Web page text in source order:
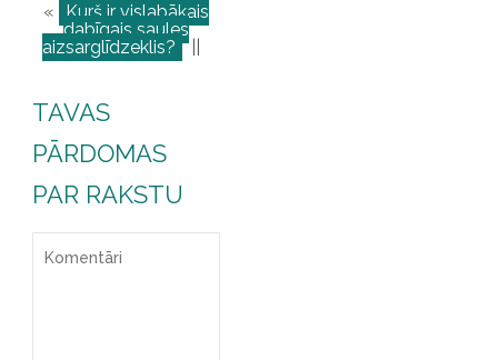
«
Kurš ir vislabākais
dabīgais saules
aizsarglīdzeklis? ||
TAVAS
PĀRDOMAS
PAR RAKSTU